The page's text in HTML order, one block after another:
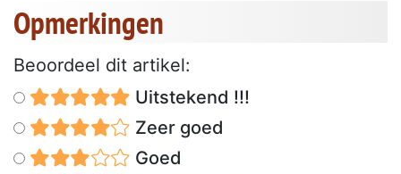
Opmerkingen
Beoordeel dit artikel:
Uitstekend !!!
Zeer goed
Goed